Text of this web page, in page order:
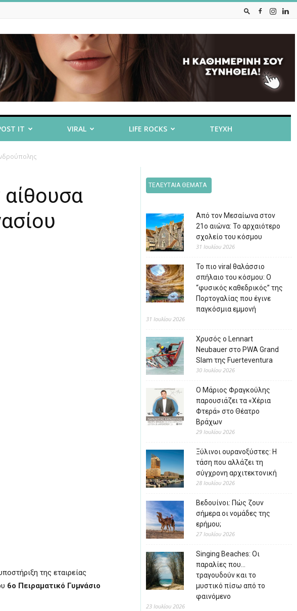
IT VIRAL LIFE ROCKS ΤΕΥΧΗ
της εταιρείας
6ο Πειραματικό Γυμνάσιο
ΤΕΛΕΥΤΑΙΑ ΘΕΜΑΤΑ
Από τον Μεσαίωνα στον
21ο αιώνα: Το αρχαιότερο
σχολείο του κόσμου
31 Ιουλίου 2026
Το πιο viral θαλάσσιο
σπήλαιο του κόσμου: Ο
“φυσικός καθεδρικός” της
Πορτογαλίας που έγινε
παγκόσμια εμμονή
31 Ιουλίου 2026
Χρυσός ο Lennart
Neubauer στο PWA Grand
Slam της Fuerteventura
30 Ιουλίου 2026
Ο Μάριος Φραγκούλης
παρουσιάζει τα «Χέρια
Φτερά» στο Θέατρο
Βράχων
29 Ιουλίου 2026
Ξύλινοι ουρανοξύστες: Η
τάση που αλλάζει τη
σύγχρονη αρχιτεκτονική
28 Ιουλίου 2026
Βεδουίνοι: Πώς ζουν
σήμερα οι νομάδες της
ερήμου;
27 Ιουλίου 2026
Singing Beaches: Οι
παραλίες που…
τραγουδούν και το
μυστικό πίσω από το
φαινόμενο
23 Ιουλίου 2026